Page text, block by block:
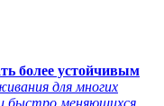
более устойчивым
для многих
быстро меняющихся